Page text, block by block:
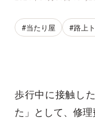
#当たり屋 #路上
歩行中に接触し
た」として、修